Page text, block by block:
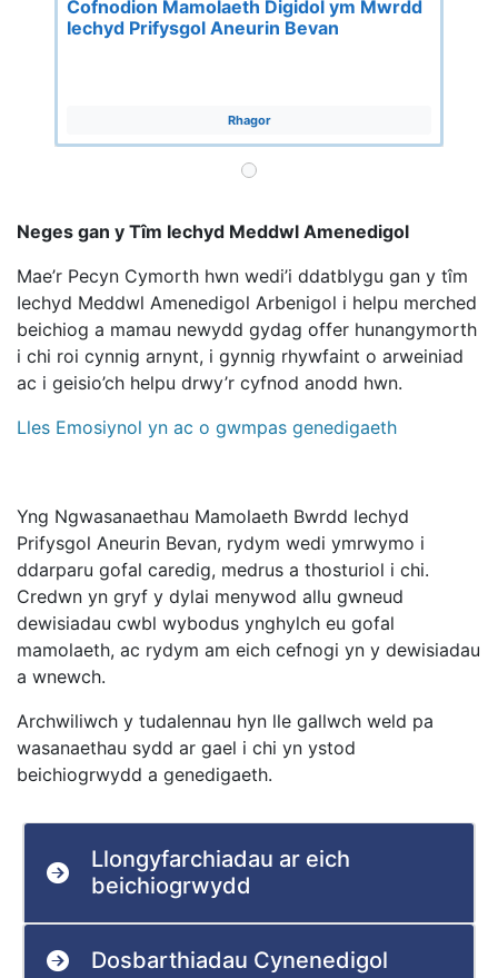
Cofnodion Mamolaeth Digidol ym Mwrdd
Iechyd Prifysgol Aneurin Bevan
Rhagor
Neges gan y Tîm Iechyd Meddwl Amenedigol
Mae’r Pecyn Cymorth hwn wedi’i ddatblygu gan y tîm
Iechyd Meddwl Amenedigol Arbenigol i helpu merched
beichiog a mamau newydd gydag offer hunangymorth
i chi roi cynnig arnynt, i gynnig rhywfaint o arweiniad
ac i geisio’ch helpu drwy’r cyfnod anodd hwn.
Lles Emosiynol yn ac o gwmpas genedigaeth
Yng Ngwasanaethau Mamolaeth Bwrdd Iechyd
Prifysgol Aneurin Bevan, rydym wedi ymrwymo i
ddarparu gofal caredig, medrus a thosturiol i chi.
Credwn yn gryf y dylai menywod allu gwneud
dewisiadau cwbl wybodus ynghylch eu gofal
mamolaeth, ac rydym am eich cefnogi yn y dewisiadau
a wnewch.
Archwiliwch y tudalennau hyn lle gallwch weld pa
wasanaethau sydd ar gael i chi yn ystod
beichiogrwydd a genedigaeth.
Llongyfarchiadau ar eich
beichiogrwydd
Dosbarthiadau Cynenedigol